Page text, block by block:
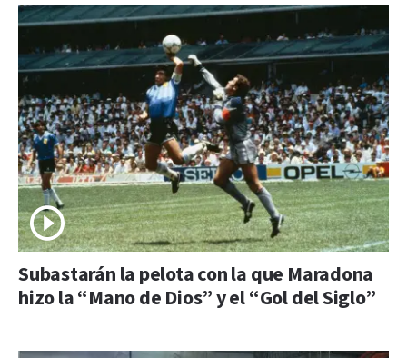
Subastarán la pelota con la que Maradona
hizo la “Mano de Dios” y el “Gol del Siglo”